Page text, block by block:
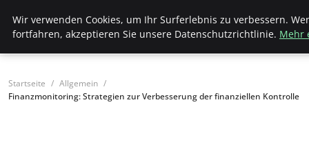
Bistro Grammophon
Startseite
Allgemein
Finanzmonitoring: Strategien zur Verbesserung der finanziellen Kontrolle
Wir verwenden Cookies, um Ihr Surferlebnis zu verbessern.
fortfahren, akzeptieren Sie unsere Datenschutzrichtlinie. Mehr